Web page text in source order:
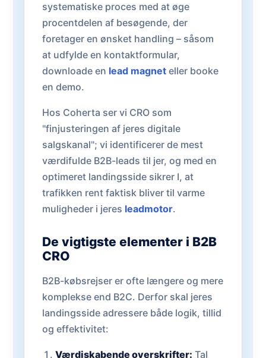
systematiske proces med at øge
procentdelen af besøgende, der
foretager en ønsket handling – såsom
at udfylde en kontaktformular,
downloade en lead magnet eller booke
en demo.
Hos Coherta ser vi CRO som
"finjusteringen af jeres digitale
salgskanal"; vi identificerer de mest
værdifulde B2B-leads til jer, og med en
optimeret landingsside sikrer I, at
trafikken rent faktisk bliver til varme
muligheder i jeres leadmotor.
De vigtigste elementer i B2B
CRO
B2B-købsrejser er ofte længere og mere
komplekse end B2C. Derfor skal jeres
landingsside adressere både logik, tillid
og effektivitet:
Værdiskabende overskrifter: Tal